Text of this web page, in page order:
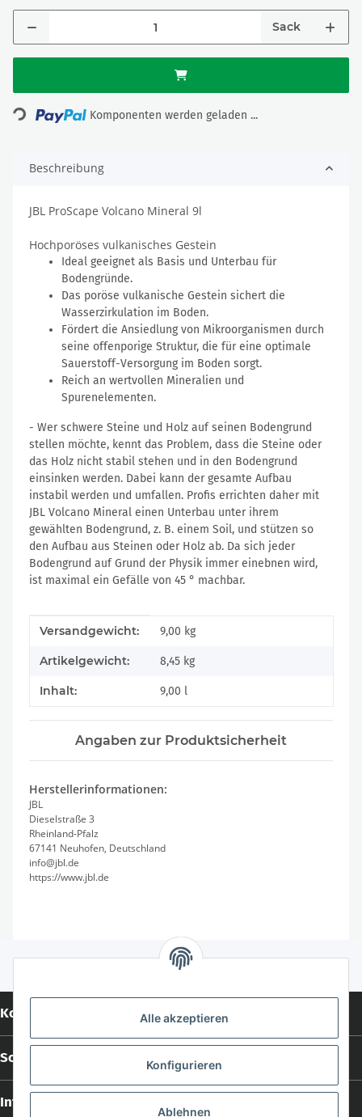
Alle akzeptieren
Konfigurieren
Ablehnen
Sack
Loading... Komponenten werden geladen ...
Beschreibung
JBL ProScape Volcano Mineral 9l
Hochporöses vulkanisches Gestein
Ideal geeignet als Basis und Unterbau für
Bodengründe.
Das poröse vulkanische Gestein sichert die
Wasserzirkulation im Boden.
Fördert die Ansiedlung von Mikroorganismen durch
seine offenporige Struktur, die für eine optimale
Sauerstoff-Versorgung im Boden sorgt.
Reich an wertvollen Mineralien und
Spurenelementen.
- Wer schwere Steine und Holz auf seinen Bodengrund
stellen möchte, kennt das Problem, dass die Steine oder
das Holz nicht stabil stehen und in den Bodengrund
einsinken werden. Dabei kann der gesamte Aufbau
instabil werden und umfallen. Profis errichten daher mit
JBL Volcano Mineral einen Unterbau unter ihrem
gewählten Bodengrund, z. B. einem Soil, und stützen so
den Aufbau aus Steinen oder Holz ab. Da sich jeder
Bodengrund auf Grund der Physik immer einebnen wird,
ist maximal ein Gefälle von 45 ° machbar.
Produkteigenschaft
Wert
Versandgewicht: 9,00 kg
Artikelgewicht: 8,45 kg
Inhalt: 9,00 l
Angaben zur Produktsicherheit
Herstellerinformationen:
JBL
Dieselstraße 3
Rheinland-Pfalz
67141 Neuhofen, Deutschland
info@jbl.de
https://www.jbl.de
Kontakt
Social Media
Informationen